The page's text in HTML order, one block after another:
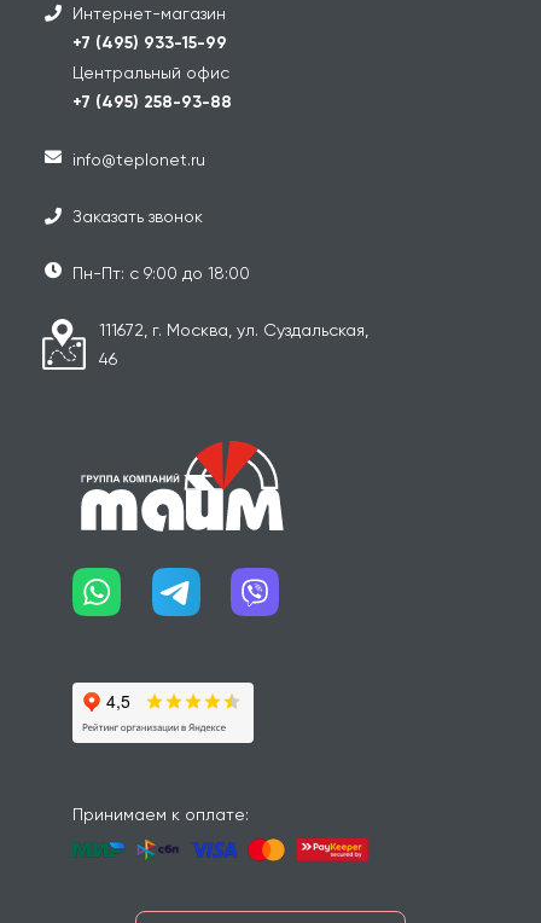
Интернет-магазин
+7 (495) 933-15-99
Центральный офис
+7 (495) 258-93-88
info@teplonet.ru
Заказать звонок
Пн-Пт: с 9:00 до 18:00
111672, г. Москва, ул. Суздальская,
46
Принимаем к оплате: